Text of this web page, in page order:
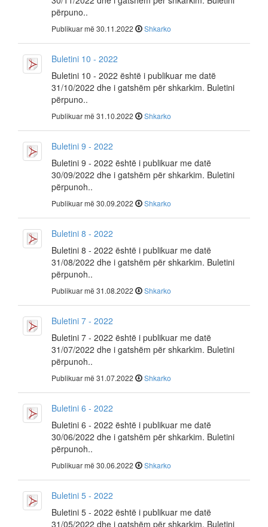
përpuno..
Publikuar më 30.11.2022 Shkarko
Buletini 10 - 2022
Buletini 10 - 2022 është i publikuar me datë
31/10/2022 dhe i gatshëm për shkarkim. Buletini
përpuno..
Publikuar më 31.10.2022 Shkarko
Buletini 9 - 2022
Buletini 9 - 2022 është i publikuar me datë
30/09/2022 dhe i gatshëm për shkarkim. Buletini
përpunoh..
Publikuar më 30.09.2022 Shkarko
Buletini 8 - 2022
Buletini 8 - 2022 është i publikuar me datë
31/08/2022 dhe i gatshëm për shkarkim. Buletini
përpunoh..
Publikuar më 31.08.2022 Shkarko
Buletini 7 - 2022
Buletini 7 - 2022 është i publikuar me datë
31/07/2022 dhe i gatshëm për shkarkim. Buletini
përpunoh..
Publikuar më 31.07.2022 Shkarko
Buletini 6 - 2022
Buletini 6 - 2022 është i publikuar me datë
30/06/2022 dhe i gatshëm për shkarkim. Buletini
përpunoh..
Publikuar më 30.06.2022 Shkarko
Buletini 5 - 2022
Buletini 5 - 2022 është i publikuar me datë
31/05/2022 dhe i gatshëm për shkarkim. Buletini